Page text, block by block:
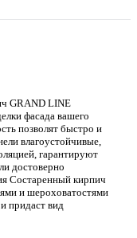
GRAND LINE
фасада вашего
позволят быстро и
влагоустойчивые,
гарантируют
достоверно
Состаренный кирпич
и шероховатостями
придаст вид